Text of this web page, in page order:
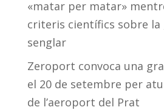
«matar per matar»
criteris científics sobre la
senglar
Zeroport convoca una
el 20 de setembre per
de l’aeroport del Prat